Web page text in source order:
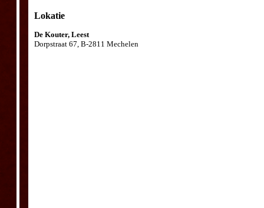
Lokatie
De Kouter, Leest
Dorpstraat 67, B-2811 Mechelen